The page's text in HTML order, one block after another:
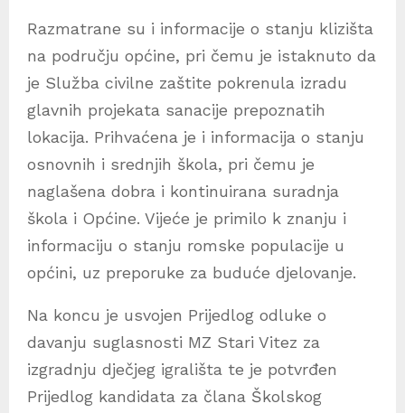
d
k
t
o
a
u
i
o
a
p
s
Razmatrane su i informacije o stanju klizišta
na području općine, pri čemu je istaknuto da
je Služba civilne zaštite pokrenula izradu
glavnih projekata sanacije prepoznatih
lokacija. Prihvaćena je i informacija o stanju
osnovnih i srednjih škola, pri čemu je
naglašena dobra i kontinuirana suradnja
škola i Općine. Vijeće je primilo k znanju i
informaciju o stanju romske populacije u
općini, uz preporuke za buduće djelovanje.
Na koncu je usvojen Prijedlog odluke o
davanju suglasnosti MZ Stari Vitez za
izgradnju dječjeg igrališta te je potvrđen
Prijedlog kandidata za člana Školskog